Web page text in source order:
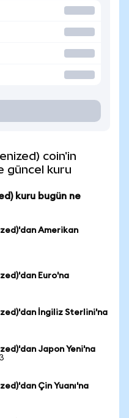
coin'in
güncel kuru
kuru bugün ne
Amerikan
Euro'na
İngiliz Sterlini'na
Japon Yeni'na
Çin Yuanı'na